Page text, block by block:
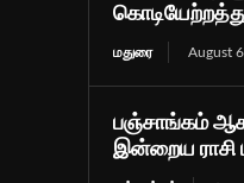
மதுரை August
பஞ்சாங்கம்
இன்றைய